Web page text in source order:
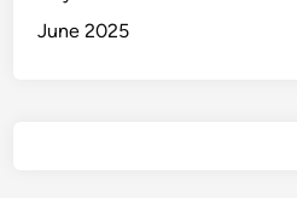
June 2025